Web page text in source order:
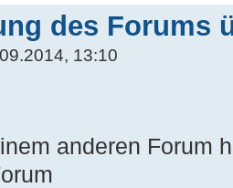
des Forums
13:10
anderen Forum